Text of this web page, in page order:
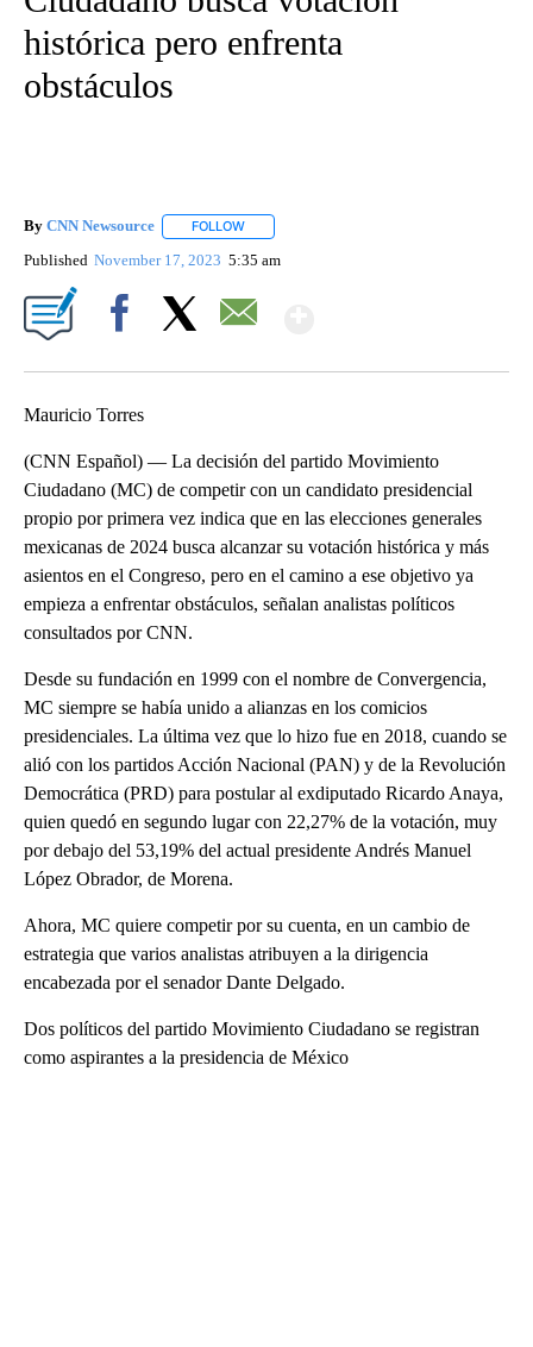
histórica pero enfrenta
obstáculos
By CNN Newsource FOLLOW
Published November 17, 2023 5:35 am
Mauricio Torres
(CNN Español) — La decisión del partido Movimiento
Ciudadano (MC) de competir con un candidato presidencial
propio por primera vez indica que en las elecciones generales
mexicanas de 2024 busca alcanzar su votación histórica y más
asientos en el Congreso, pero en el camino a ese objetivo ya
empieza a enfrentar obstáculos, señalan analistas políticos
consultados por CNN.
Desde su fundación en 1999 con el nombre de Convergencia,
MC siempre se había unido a alianzas en los comicios
presidenciales. La última vez que lo hizo fue en 2018, cuando se
alió con los partidos Acción Nacional (PAN) y de la Revolución
Democrática (PRD) para postular al exdiputado Ricardo Anaya,
quien quedó en segundo lugar con 22,27% de la votación, muy
por debajo del 53,19% del actual presidente Andrés Manuel
López Obrador, de Morena.
Ahora, MC quiere competir por su cuenta, en un cambio de
estrategia que varios analistas atribuyen a la dirigencia
encabezada por el senador Dante Delgado.
Dos políticos del partido Movimiento Ciudadano se registran
como aspirantes a la presidencia de México